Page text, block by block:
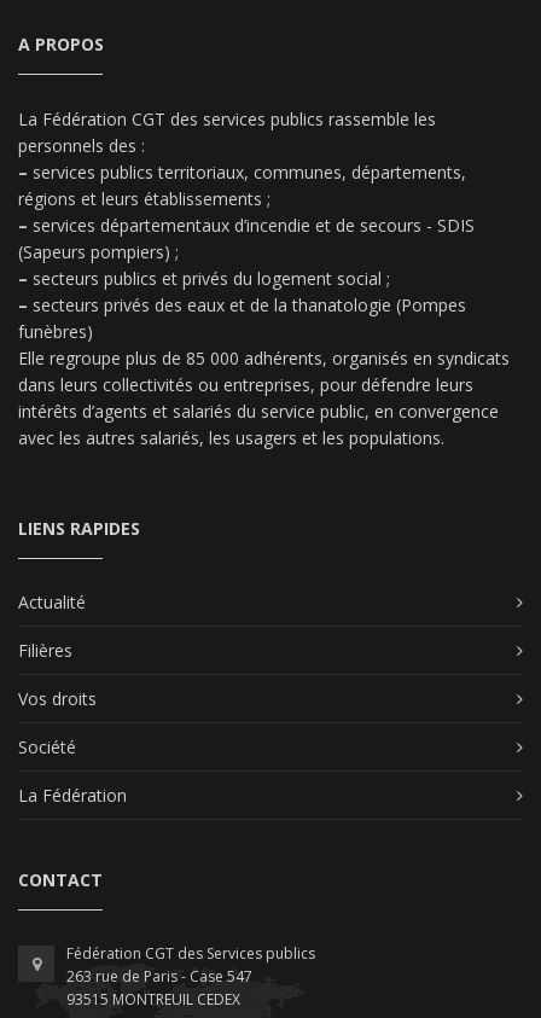
A PROPOS
La Fédération CGT des services publics rassemble les
personnels des :
– services publics territoriaux, communes, départements,
régions et leurs établissements ;
– services départementaux d’incendie et de secours - SDIS
(Sapeurs pompiers) ;
– secteurs publics et privés du logement social ;
– secteurs privés des eaux et de la thanatologie (Pompes
funèbres)
Elle regroupe plus de 85 000 adhérents, organisés en syndicats
dans leurs collectivités ou entreprises, pour défendre leurs
intérêts d’agents et salariés du service public, en convergence
avec les autres salariés, les usagers et les populations.
LIENS RAPIDES
Actualité
Filières
Vos droits
Société
La Fédération
CONTACT
Fédération CGT des Services publics
263 rue de Paris - Case 547
93515 MONTREUIL CEDEX